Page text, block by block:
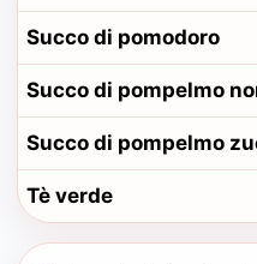
Succo di pomodoro
Succo di pompelmo
Succo di pompelmo
Tè verde